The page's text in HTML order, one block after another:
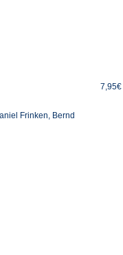
Frinken, Bernd
7,95€